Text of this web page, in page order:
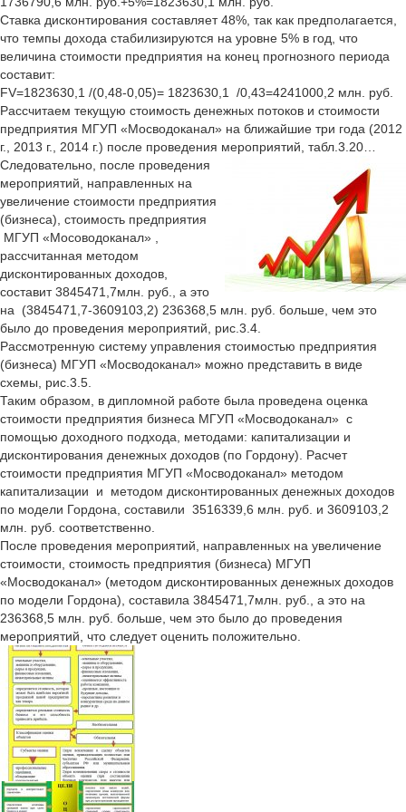
Ставка дисконтирования составляет 48%, так как предполагается,
что темпы дохода стабилизируются на уровне 5% в год, что
величина стоимости предприятия на конец прогнозного периода
составит:
FV=1823630,1 /(0,48-0,05)= 1823630,1 /0,43=4241000,2 млн. руб.
Рассчитаем текущую стоимость денежных потоков и стоимости
предприятия МГУП «Мосводоканал» на ближайшие три года (2012
г., 2013 г., 2014 г.) после проведения мероприятий, табл.3.20…
Следовательно, после проведения
мероприятий, направленных на
увеличение стоимости предприятия
(бизнеса), стоимость предприятия
МГУП «Мосоводоканал» ,
рассчитанная методом
дисконтированных доходов,
составит 3845471,7млн. руб., а это
на (3845471,7-3609103,2) 236368,5 млн. руб. больше, чем это
было до проведения мероприятий, рис.3.4.
Рассмотренную систему управления стоимостью предприятия
(бизнеса) МГУП «Мосводоканал» можно представить в виде
схемы, рис.3.5.
Таким образом, в дипломной работе была проведена оценка
стоимости предприятия бизнеса МГУП «Мосводоканал» с
помощью доходного подхода, методами: капитализации и
дисконтирования денежных доходов (по Гордону). Расчет
стоимости предприятия МГУП «Мосводоканал» методом
капитализации и методом дисконтированных денежных доходов
по модели Гордона, составили 3516339,6 млн. руб. и 3609103,2
млн. руб. соответственно.
После проведения мероприятий, направленных на увеличение
стоимости, стоимость предприятия (бизнеса) МГУП
«Мосводоканал» (методом дисконтированных денежных доходов
по модели Гордона), составила 3845471,7млн. руб., а это на
236368,5 млн. руб. больше, чем это было до проведения
мероприятий, что следует оценить положительно.